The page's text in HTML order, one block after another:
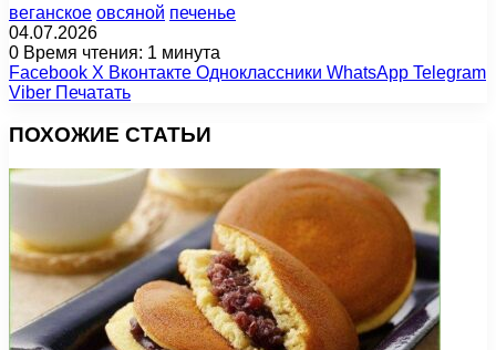
веганское овсяной печенье
04.07.2026
0 Время чтения: 1 минута
Facebook X Вконтакте Одноклассники WhatsApp Telegram
Viber Печатать
ПОХОЖИЕ СТАТЬИ